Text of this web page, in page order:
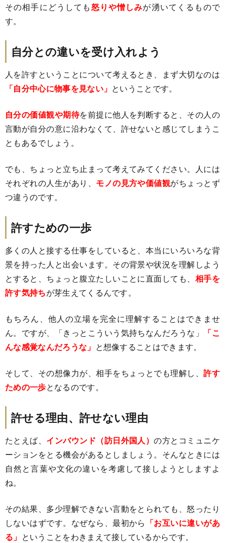
その相手にどうしても怒りや憎しみが湧いてくるもので
す。
自分との違いを受け入れよう
人を許すということについて考えるとき、まず大切なのは
「自分中心に物事を見ない」 ということです。
自分の価値観や期待を前提に他人を判断すると、その人の
言動が自分の意に沿わなくて、許せないと感じてしまうこ
ともあるでしょう。
でも、ちょっと立ち止まって考えてみてください。人には
それぞれの人生があり、 モノの見方や価値観がちょっとず
つ違うのです。
許すための一歩
多くの人と接する仕事をしていると、本当にいろいろな背
景を持った人と出会います。その背景や状況を理解しよう
とすると、ちょっと腹立たしいことに直面しても、 相手を
許す気持ちが芽生えてくるんです。
もちろん、他人の立場を完全に理解することはできませ
ん。ですが、「きっとこういう気持ちなんだろうな」
「こ
んな感覚なんだろうな」 と想像することはできます。
そして、その想像力が、相手をちょっとでも理解し、許す
ための一歩となるのです。
許せる理由、許せない理由
たとえば、 インバウンド（訪日外国人）の方とコミュニケ
ーションをとる機会があるとしましょう。そんなときには
自然と言葉や文化の違いを考慮して接しようとしますよ
ね。
その結果、多少理解できない言動をとられても、怒ったり
しないはずです。なぜなら、最初から 「お互いに違いがあ
る」 ということをわきまえて接しているからです。